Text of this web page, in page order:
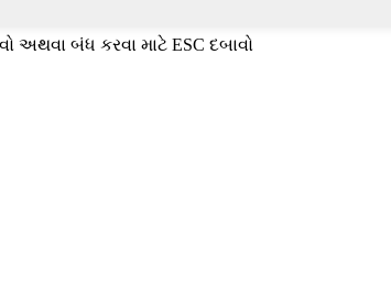
અથવા બંધ કરવા માટે ESC દબાવો